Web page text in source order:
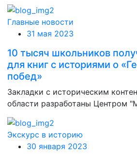
Главные новости
31 мая 2023
10 тысяч школьников
для книг с историями о
побед»
Закладки с историческим
области разработаны Центром
Экскурс в историю
30 января 2023